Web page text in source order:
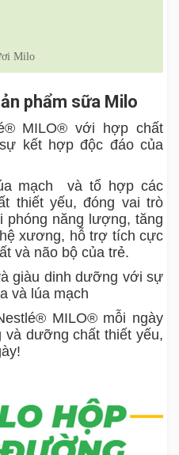
Milo
phẩm sữa Milo
MILO® với hợp chất
kết hợp độc đáo của
mạch và tổ hợp các
thiết yếu, đóng vai trò
phóng năng lượng, tăng
xương, hỗ trợ tích cực
và não bộ của trẻ.
giàu dinh dưỡng với sự
và lúa mạch
MILO® mỗi ngày
dưỡng chất thiết yếu,